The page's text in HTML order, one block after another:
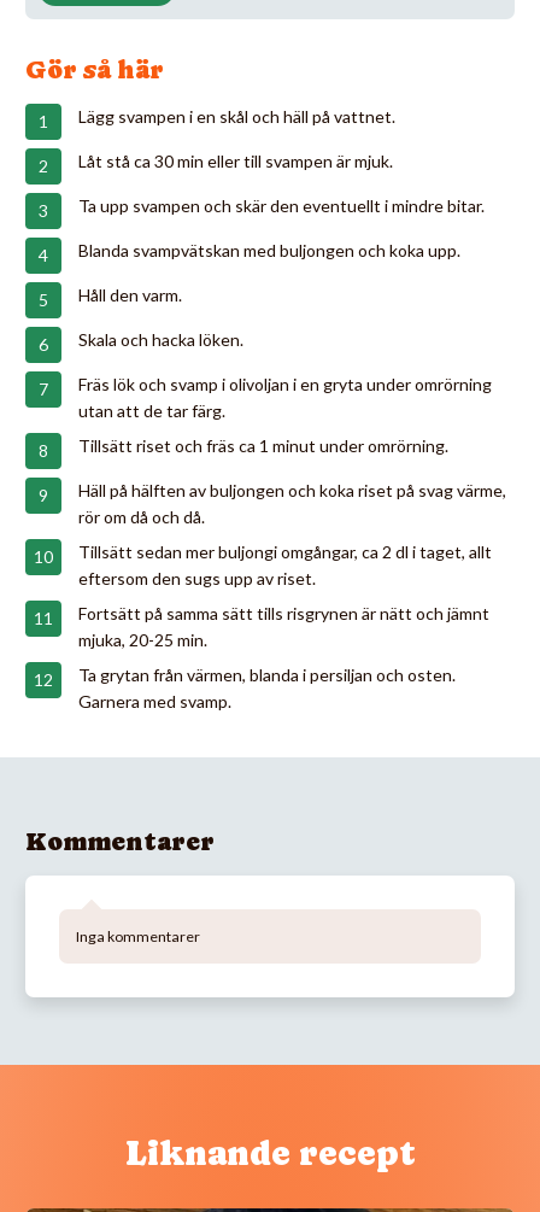
Gör så här
Lägg svampen i en skål och häll på vattnet.
Låt stå ca 30 min eller till svampen är mjuk.
Ta upp svampen och skär den eventuellt i mindre bitar.
Blanda svampvätskan med buljongen och koka upp.
Håll den varm.
Skala och hacka löken.
Fräs lök och svamp i olivoljan i en gryta under omrörning
utan att de tar färg.
Tillsätt riset och fräs ca 1 minut under omrörning.
Häll på hälften av buljongen och koka riset på svag värme,
rör om då och då.
Tillsätt sedan mer buljongi omgångar, ca 2 dl i taget, allt
eftersom den sugs upp av riset.
Fortsätt på samma sätt tills risgrynen är nätt och jämnt
mjuka, 20-25 min.
Ta grytan från värmen, blanda i persiljan och osten.
Garnera med svamp.
Kommentarer
Inga kommentarer
Liknande recept